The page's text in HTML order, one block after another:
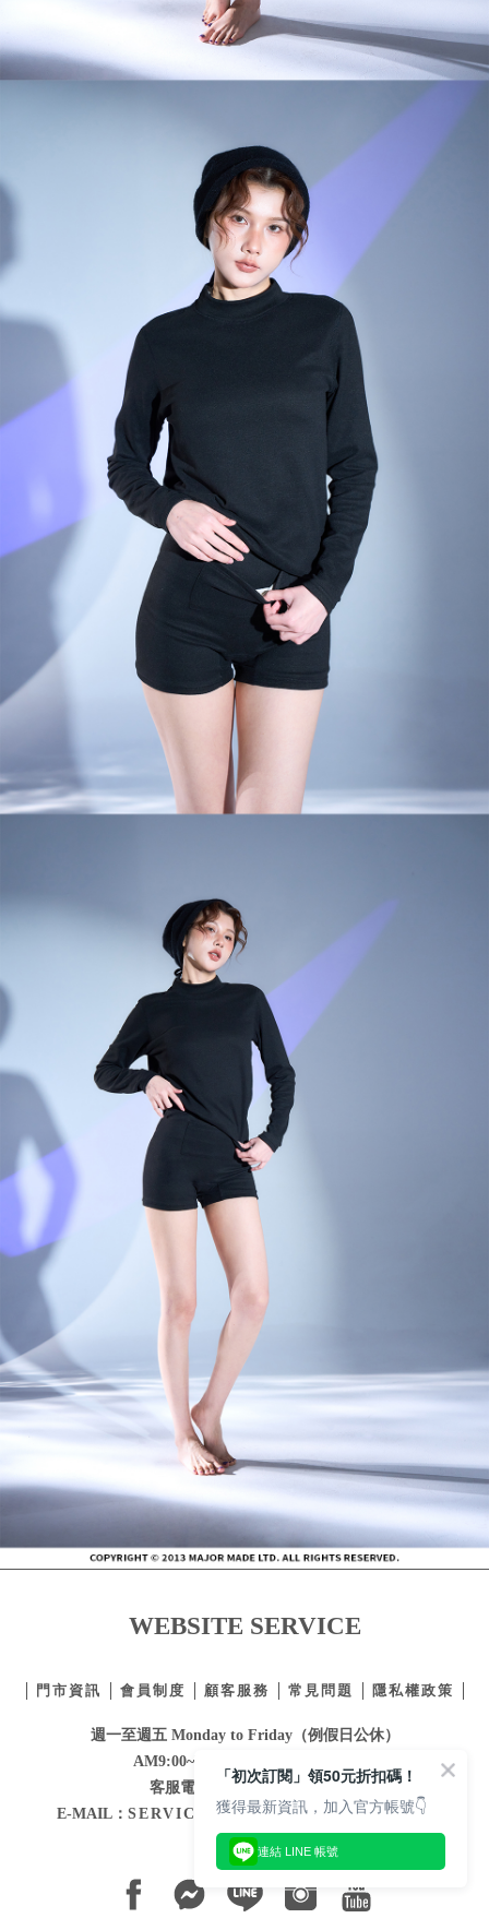
WEBSITE SERVICE
門市資訊 會員制度 顧客服務 常見問題 隱私權政策
週一至週五 Monday to Friday（例假日公休）
AM9:00~PM12:30 / PM1:30~6:00
客服電話：
02-2332-0855
E-MAIL： SERVICE@MAJORMADE.COM.TW